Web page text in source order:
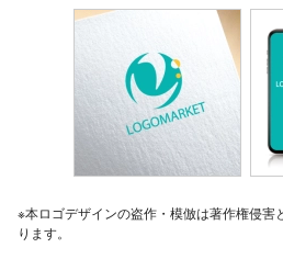
※本ロゴデザインの盗作・模倣は著作権侵害
ります。